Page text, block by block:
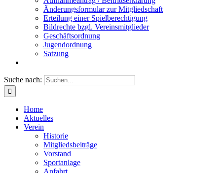
Änderungsformular zur Mitgliedschaft
Erteilung einer Spielberechtigung
Bildrechte bzgl. Vereinsmitglieder
Geschäftsordnung
Jugendordnung
Satzung
Suche nach:
Home
Aktuelles
Verein
Historie
Mitgliedsbeiträge
Vorstand
Sportanlage
Anfahrt